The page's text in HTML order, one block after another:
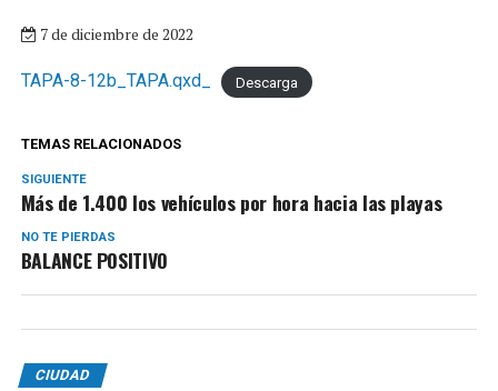
7 de diciembre de 2022
TAPA-8-12b_TAPA.qxd_ Descarga
TEMAS RELACIONADOS
SIGUIENTE
Más de 1.400 los vehículos por hora hacia las playas
NO TE PIERDAS
BALANCE POSITIVO
CIUDAD